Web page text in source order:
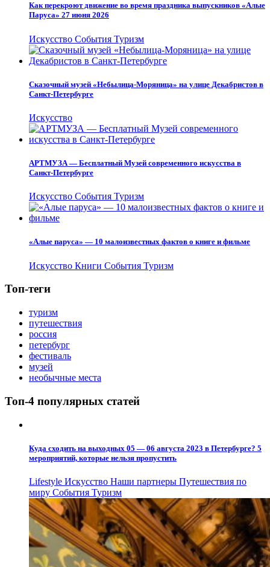
Как перекроют движение во время праздника выпускников «Алые
Паруса» 27 июня 2026
Искусство События Туризм
Сказочный музей «Небылица-Моряница» на улице Декабристов в
Санкт-Петербурге
Искусство
АРТМУЗА — Бесплатный Музей современного искусства в
Санкт-Петербурге
Искусство События Туризм
«Алые паруса» — 10 малоизвестных фактов о книге и фильме
Искусство Книги События Туризм
Топ-теги
туризм
путешествия
россия
петербург
фестиваль
музей
необычные места
Топ-4 популярных статей
Куда сходить на выходных 05 — 06 августа 2023 в Петербурге? 5
мероприятий, которые нельзя пропустить
Lifestyle Искусство Наши партнеры Путешествия по
миру События Туризм